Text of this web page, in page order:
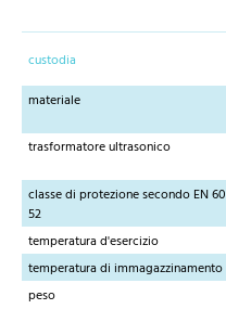
custodia
materiale
trasformatore ultrasonico
classe di protezione secondo EN 60
52
temperatura d'esercizio
temperatura di immagazzinamento
peso